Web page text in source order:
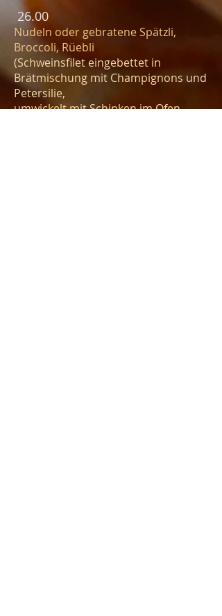
26.00
Nudeln oder gebratene Spätzli,
Broccoli, Rüebli
(Schweinsfilet eingebettet in
Brätmischung mit Champignons und
Petersilie,
umwickelt mit Schinken im Ofen